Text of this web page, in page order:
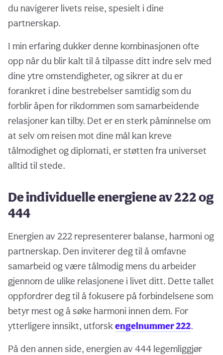
du navigerer livets reise, spesielt i dine
partnerskap.
I min erfaring dukker denne kombinasjonen ofte
opp når du blir kalt til å tilpasse ditt indre selv med
dine ytre omstendigheter, og sikrer at du er
forankret i dine bestrebelser samtidig som du
forblir åpen for rikdommen som samarbeidende
relasjoner kan tilby. Det er en sterk påminnelse om
at selv om reisen mot dine mål kan kreve
tålmodighet og diplomati, er støtten fra universet
alltid til stede.
De individuelle energiene av 222 og
444
Energien av 222 representerer balanse, harmoni og
partnerskap. Den inviterer deg til å omfavne
samarbeid og være tålmodig mens du arbeider
gjennom de ulike relasjonene i livet ditt. Dette tallet
oppfordrer deg til å fokusere på forbindelsene som
betyr mest og å søke harmoni innen dem. For
ytterligere innsikt, utforskengelnummer 222.
På den annen side, energien av 444 legemliggjør